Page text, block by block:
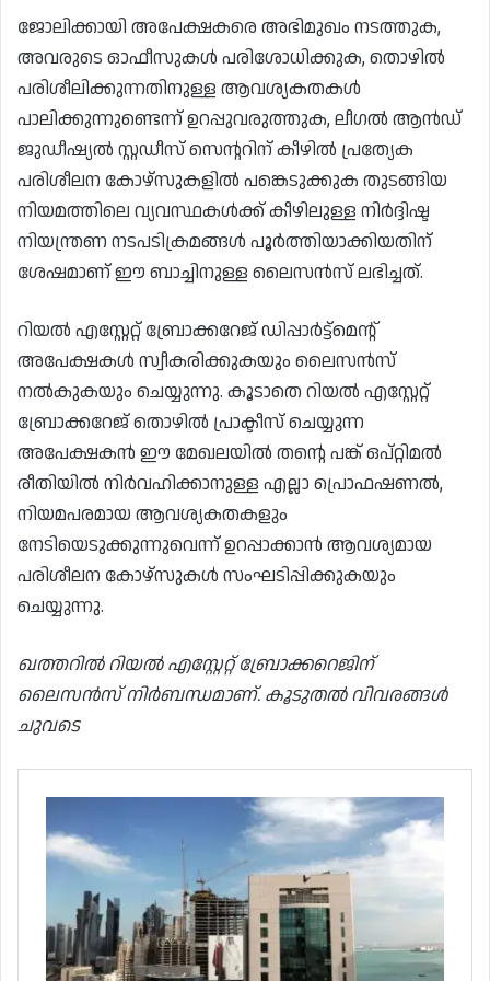
ജോലിക്കായി അപേക്ഷകരെ അഭിമുഖം നടത്തുക,
അവരുടെ ഓഫീസുകൾ പരിശോധിക്കുക, തൊഴിൽ
പരിശീലിക്കുന്നതിനുള്ള ആവശ്യകതകൾ
പാലിക്കുന്നുണ്ടെന്ന് ഉറപ്പുവരുത്തുക, ലീഗൽ ആൻഡ്
ജുഡീഷ്യൽ സ്റ്റഡീസ് സെന്ററിന് കീഴിൽ പ്രത്യേക
പരിശീലന കോഴ്സുകളിൽ പങ്കെടുക്കുക തുടങ്ങിയ
നിയമത്തിലെ വ്യവസ്ഥകൾക്ക് കീഴിലുള്ള നിർദ്ദിഷ്ട
നിയന്ത്രണ നടപടിക്രമങ്ങൾ പൂർത്തിയാക്കിയതിന്
ശേഷമാണ് ഈ ബാച്ചിനുള്ള ലൈസൻസ് ലഭിച്ചത്.
റിയൽ എസ്റ്റേറ്റ് ബ്രോക്കറേജ് ഡിപ്പാർട്ട്‌മെന്റ്
അപേക്ഷകൾ സ്വീകരിക്കുകയും ലൈസൻസ്
നൽകുകയും ചെയ്യുന്നു. കൂടാതെ റിയൽ എസ്റ്റേറ്റ്
ബ്രോക്കറേജ് തൊഴിൽ പ്രാക്ടീസ് ചെയ്യുന്ന
അപേക്ഷകൻ ഈ മേഖലയിൽ തന്റെ പങ്ക് ഒപ്റ്റിമൽ
രീതിയിൽ നിർവഹിക്കാനുള്ള എല്ലാ പ്രൊഫഷണൽ,
നിയമപരമായ ആവശ്യകതകളും
നേടിയെടുക്കുന്നുവെന്ന് ഉറപ്പാക്കാൻ ആവശ്യമായ
പരിശീലന കോഴ്‌സുകൾ സംഘടിപ്പിക്കുകയും
ചെയ്യുന്നു.
ഖത്തറിൽ റിയൽ എസ്റ്റേറ്റ് ബ്രോക്കറെജിന്
ലൈസൻസ് നിർബന്ധമാണ്. കൂടുതൽ വിവരങ്ങൾ
ചുവടെ